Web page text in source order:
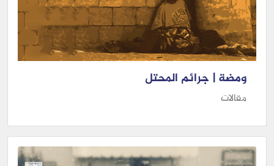
ومضة | جرائم المحتل
مقالات